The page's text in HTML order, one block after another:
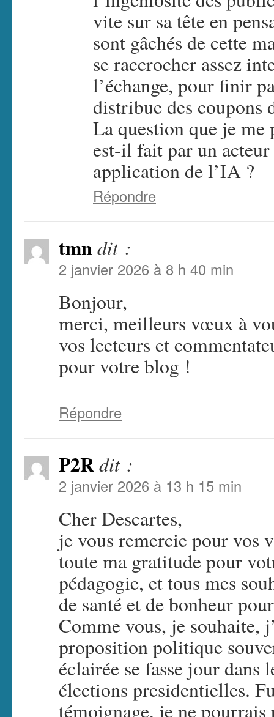
vite sur sa tête en
sont gâchés de cette
se raccrocher assez
l’échange, pour finir
distribue des coupons
La question que je me
est-il fait par un acteur
application de l’IA ?
Répondre
tmn dit :
2 janvier 2026 à 8 h 40 min
Bonjour,
merci, meilleurs vœux à
vos lecteurs et
pour votre blog !
Répondre
P2Rdit :
2 janvier 2026 à 13 h 15 min
Cher Descartes,
je vous remercie pour vos
toute ma gratitude pour
pédagogie, et tous mes
de santé et de bonheur
Comme vous, je souhaite,
proposition politique
éclairée se fasse jour dans
élections presidentielles.
témoignage, je ne